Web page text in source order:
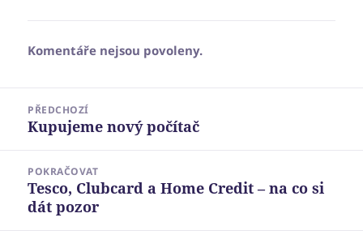
Komentáře nejsou povoleny.
příspěvek
PŘEDCHOZÍ
Předchozí
Kupujeme nový počítač
POKRAČOVAT
Následující
příspěvek:
Tesco, Clubcard a Home Credit – na co si
dát pozor